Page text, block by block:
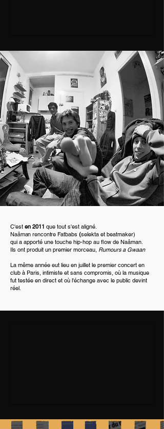
C'est en 2011 que tout s'est aligné.
Naâman rencontre Fatbabs(selekta et beatmaker)
qui a apporté une touche hip-hop au flow de Naâman.
Ils ont produit un premier morceau, Rumours a Gwaan
La même année eut lieu en juillet le premier concert en
club à Paris, intimiste et sans compromis, où la musique
fut testée en direct et où l'échange avec le public devint
réel.